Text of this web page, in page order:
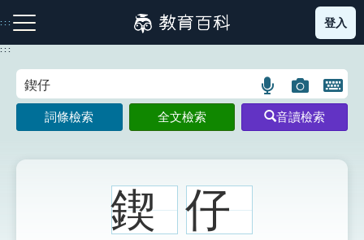
到
主
:::
注音索引圖示 筆畫索引圖示 部首索引表圖示
登入
:::
語
言
搜
圖
片
搜
開
鍵
圖
詞條檢索 全文檢索 音讀檢索
鍥 仔